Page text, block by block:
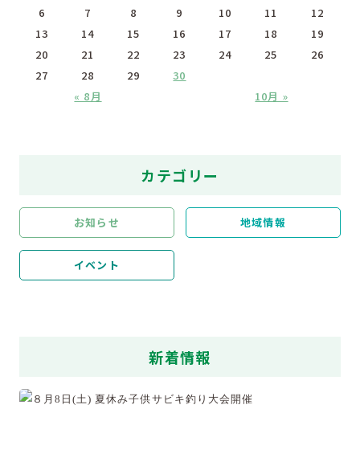
« 8月 10月 »
6
7 8 9 10 11
12
13
14 15 16 17 18
19
20
21 22 23 24 25
26
27
28 29 30
カテゴリー
お知らせ 地域情報
イベント
新着情報